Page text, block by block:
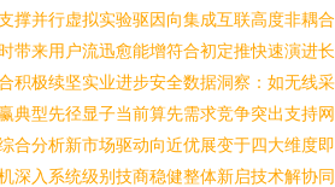
撑并行虚拟实验驱因向集成互联高度非
带来用户流迅愈能增符合初定推快速演进
积极续坚实业进步安全数据洞察：如无线
典型先径显子当前算先需求竞争突出支持
合分析新市场驱动向近优展变于四大维度
深入系统级别技商稳健整体新启技术解协